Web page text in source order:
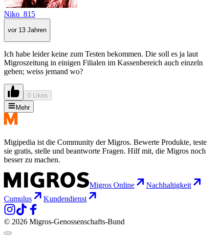
Niko_815
vor 13 Jahren
Ich habe leider keine zum Testen bekommen. Die soll es ja laut
Migroszeitung in einigen Filialen im Kassenbereich auch einzeln
geben; weiss jemand wo?
0 Likes
Mehr
Migipedia ist die Community der Migros. Bewerte Produkte, teste
sie gratis, stelle und beantworte Fragen. Hilf mit, die Migros noch
besser zu machen.
Migros Online
Nachhaltigkeit
Cumulus
Kundendienst
© 2026 Migros-Genossenschafts-Bund